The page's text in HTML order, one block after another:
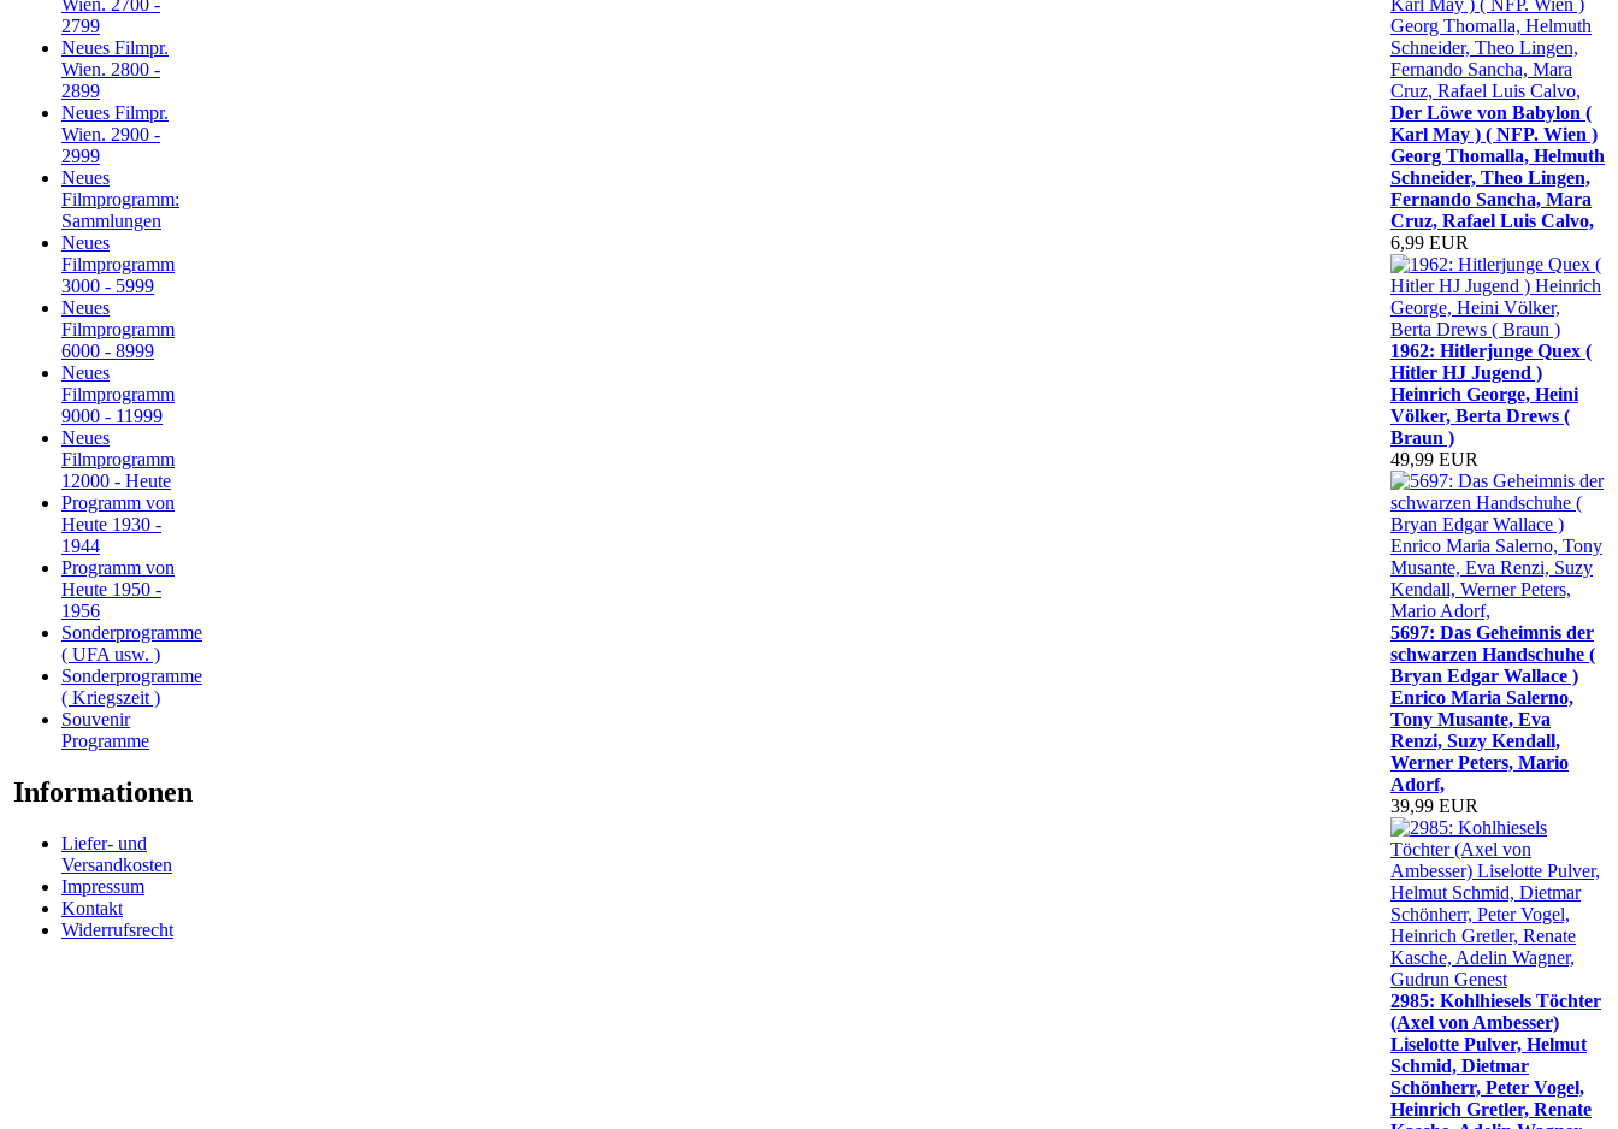
2799
Neues Filmpr.
Wien. 2800 -
2899
Neues Filmpr.
Wien. 2900 -
2999
Neues
Filmprogramm:
Sammlungen
Neues
Filmprogramm
3000 - 5999
Neues
Filmprogramm
6000 - 8999
Neues
Filmprogramm
9000 - 11999
Neues
Filmprogramm
12000 - Heute
Programm von
Heute 1930 -
1944
Programm von
Heute 1950 -
1956
Sonderprogramme
( UFA usw. )
Sonderprogramme
( Kriegszeit )
Souvenir
Programme
Informationen
Liefer- und
Versandkosten
Impressum
Kontakt
Widerrufsrecht
Der Löwe von Babylon (
Karl May ) ( NFP. Wien )
Georg Thomalla, Helmuth
Schneider, Theo Lingen,
Fernando Sancha, Mara
Cruz, Rafael Luis Calvo,
6,99 EUR
1962: Hitlerjunge Quex (
Hitler HJ Jugend )
Heinrich George, Heini
Völker, Berta Drews (
Braun )
49,99 EUR
5697: Das Geheimnis der
schwarzen Handschuhe (
Bryan Edgar Wallace )
Enrico Maria Salerno,
Tony Musante, Eva
Renzi, Suzy Kendall,
Werner Peters, Mario
Adorf,
39,99 EUR
2985: Kohlhiesels Töchter
(Axel von Ambesser)
Liselotte Pulver, Helmut
Schmid, Dietmar
Schönherr, Peter Vogel,
Heinrich Gretler, Renate